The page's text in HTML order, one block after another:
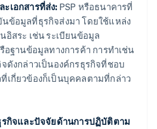
เอกสารที่ส่ง: PSP หรือธนาคารที่
ข้อมูลที่ธุรกิจส่งมา โดยใช้แหล่ง
สระ เช่น ระเบียนข้อมูล
อฐานข้อมูลทางการค้า การทำเช่น
ดังกล่าวเป็นองค์กรธุรกิจที่ชอบ
เกี่ยวข้องก็เป็นบุคคลตามที่กล่าว
รกิจและปัจจัยด้านการปฏิบัติตาม